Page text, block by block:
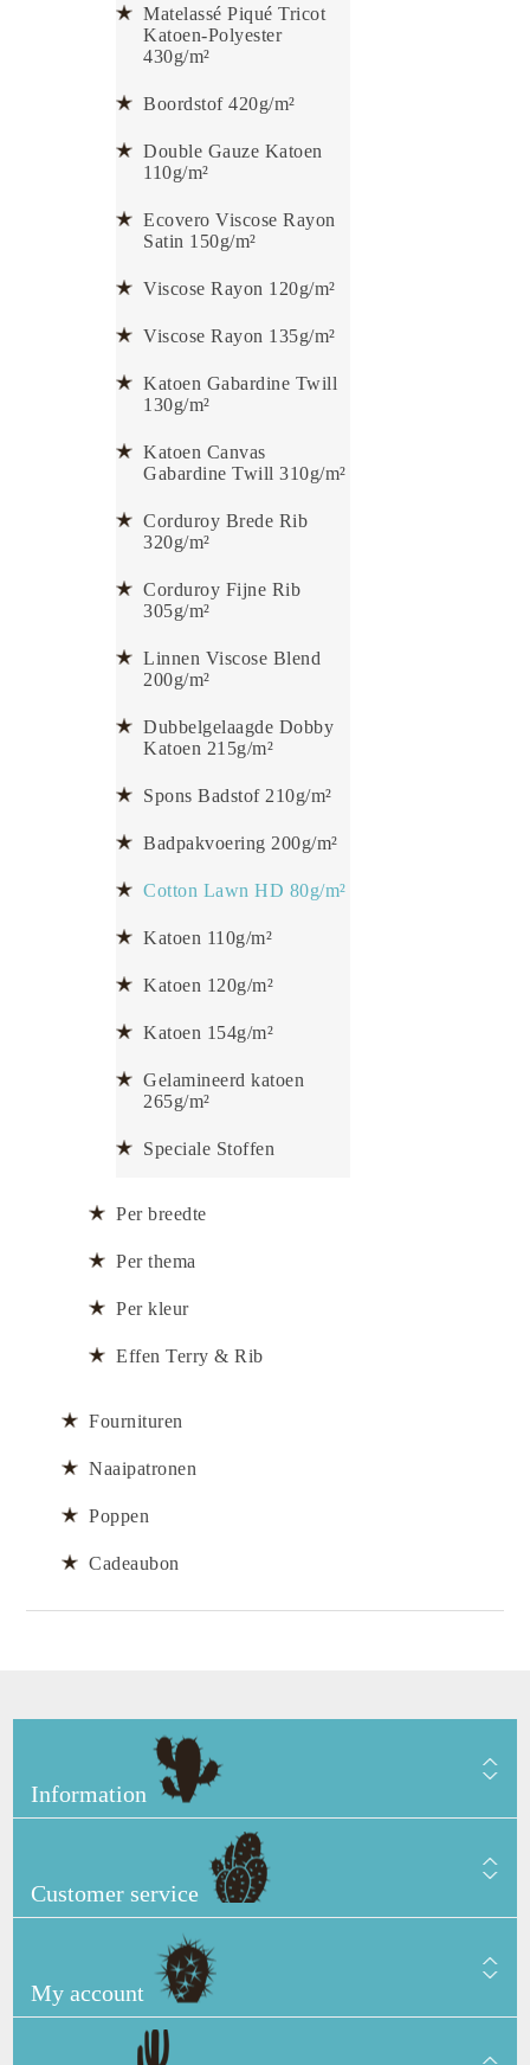
Matelassé Piqué Tricot
Katoen-Polyester
430g/m²
Boordstof 420g/m²
Double Gauze Katoen
110g/m²
Ecovero Viscose Rayon
Satin 150g/m²
Viscose Rayon 120g/m²
Viscose Rayon 135g/m²
Katoen Gabardine Twill
130g/m²
Katoen Canvas
Gabardine Twill 310g/m²
Corduroy Brede Rib
320g/m²
Corduroy Fijne Rib
305g/m²
Linnen Viscose Blend
200g/m²
Dubbelgelaagde Dobby
Katoen 215g/m²
Spons Badstof 210g/m²
Badpakvoering 200g/m²
Cotton Lawn HD 80g/m²
Katoen 110g/m²
Katoen 120g/m²
Katoen 154g/m²
Gelamineerd katoen
265g/m²
Speciale Stoffen
Per breedte
Per thema
Per kleur
Effen Terry & Rib
Fournituren
Naaipatronen
Poppen
Cadeaubon
Information
Customer service
My account